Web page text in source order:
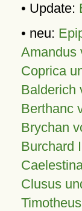
• Update:
• neu:
Amandus
Coprica
Balderich
Berthanc
Brychan
Burchard
Clusus